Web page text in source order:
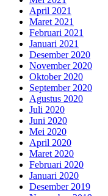
April 2021
Maret 2021
Februari 2021
Januari 2021
Desember 2020
November 2020
Oktober 2020
September 2020
Agustus 2020
Juli 2020
Juni 2020
Mei 2020
April 2020
Maret 2020
Februari 2020
Januari 2020
Desember 2019